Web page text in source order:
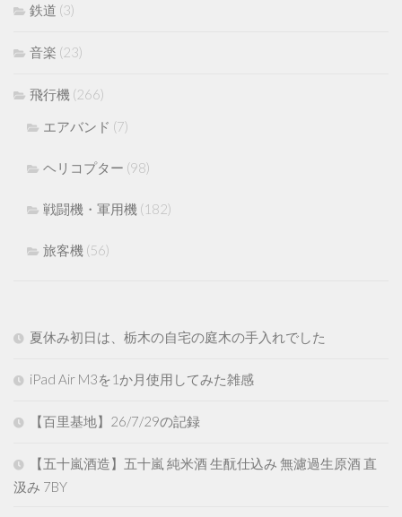
鉄道 (3)
音楽 (23)
飛行機 (266)
エアバンド (7)
ヘリコプター (98)
戦闘機・軍用機 (182)
旅客機 (56)
夏休み初日は、栃木の自宅の庭木の手入れでした
iPad Air M3を1か月使用してみた雑感
【百里基地】26/7/29の記録
【五十嵐酒造】五十嵐 純米酒 生酛仕込み 無濾過生原酒 直
汲み 7BY